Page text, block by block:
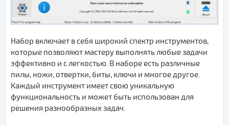
Набор включает в себя широкий спектр инструментов,
которые позволяют мастеру выполнять любые задачи
эффективно и с легкостью. В наборе есть различные
пилы, ножи, отвертки, биты, ключи и многое другое.
Каждый инструмент имеет свою уникальную
функциональность и может быть использован для
решения разнообразных задач.